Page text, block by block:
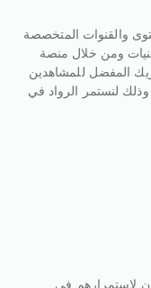
والقنوات المتخصصة
ومن خلال منصة
المفضل للمشاهدين
وذلك لنستمر الرواد في
لاستمرارهم في